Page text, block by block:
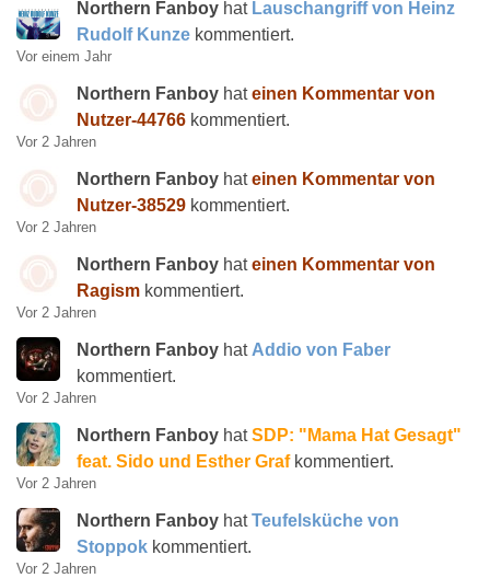
Northern Fanboy hat Lauschangriff von Heinz
Rudolf Kunze kommentiert.
Vor einem Jahr
Northern Fanboy hateinen Kommentar von
Nutzer-44766 kommentiert.
Vor 2 Jahren
Northern Fanboy hateinen Kommentar von
Nutzer-38529 kommentiert.
Vor 2 Jahren
Northern Fanboy hateinen Kommentar von
Ragism kommentiert.
Vor 2 Jahren
Northern Fanboy hat Addio von Faber
kommentiert.
Vor 2 Jahren
Northern Fanboy hatSDP: "Mama Hat Gesagt"
feat. Sido und Esther Grafkommentiert.
Vor 2 Jahren
Northern Fanboy hatTeufelsküche von
Stoppok kommentiert.
Vor 2 Jahren